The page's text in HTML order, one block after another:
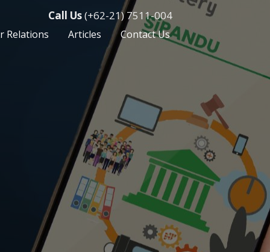
Call Us(+62-21) 7511-004
Relations Articles Contact Us